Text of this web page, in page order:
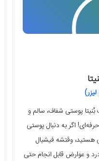
پوستی شفاف، سالم و
اگر به دنبال پوستی
هستید، وقتشه فیشیال
و عوارض قابل انجام حتی